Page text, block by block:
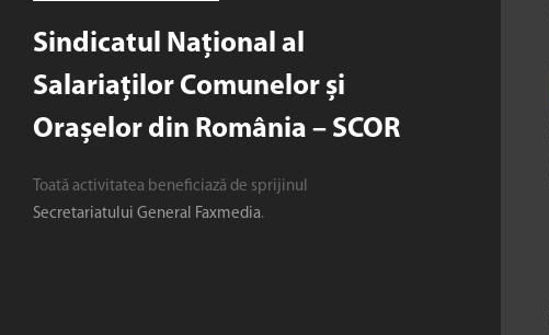
Sindicatul Național al
Salariaților Comunelor și
Orașelor din România – SCOR
Toată activitatea beneficiază de sprijinul
Secretariatului General Faxmedia.